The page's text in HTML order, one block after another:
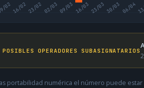
0216/0223/02 02/03 09/03 16/03 23/03 30/03 06/04
OPERADORES SUBASIGNATARIOS
portabilidad numérica el número puede